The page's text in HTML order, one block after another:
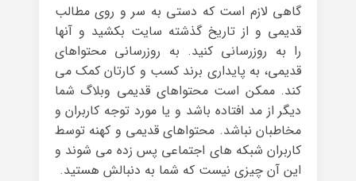
گاهی لازم است که دستی به سر و روی مطالب
قدیمی و از تاریخ گذشته سایت بکشید و آنها
را به روزرسانی کنید. به روزرسانی محتواهای
قدیمی، به پایداری برند کسب و کارتان کمک می
کند. ممکن است محتواهای قدیمی وبلاگ شما
دیگر از مد افتاده باشد و یا مورد توجه کاربران و
مخاطبان نباشد. محتواهای قدیمی و کهنه توسط
کاربران شبکه های اجتماعی پس زده می شوند و
این آن چیزی نیست که شما به دنبالش هستید.